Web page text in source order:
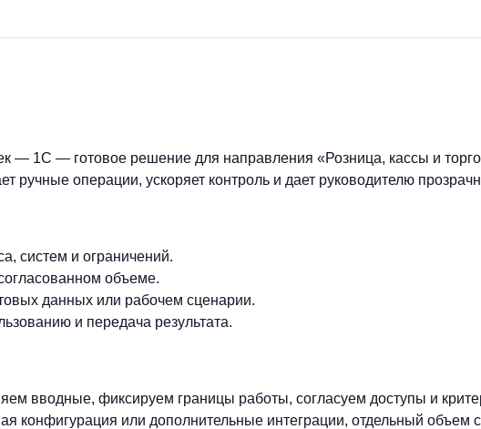
— 1С — готовое решение для направления «Розница, кассы и
ручные операции, ускоряет контроль и дает руководителю
систем и ограничений.
объеме.
данных или рабочем сценарии.
и передача результата.
вводные, фиксируем границы работы, согласуем доступы и
конфигурация или дополнительные интеграции, отдельный объем